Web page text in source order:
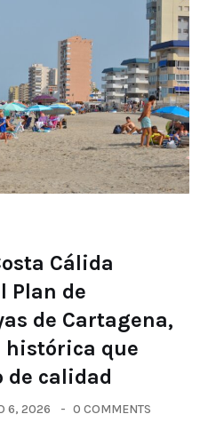
Cálida
Plan de
de Cartagena,
que
calidad
6, 2026 0 COMMENTS